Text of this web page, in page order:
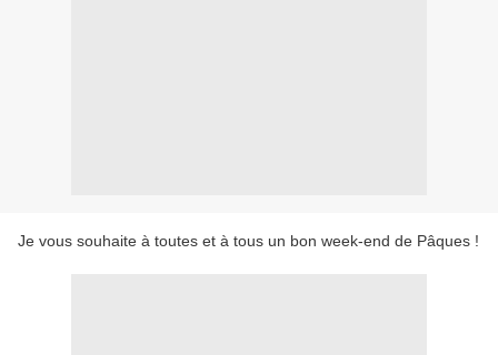
Je vous souhaite à toutes et à tous un bon week-end de Pâques !